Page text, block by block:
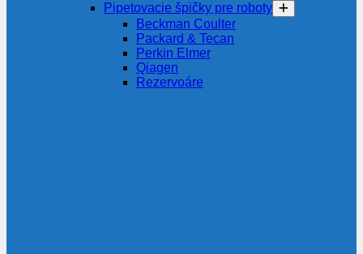
Pipetovacie špičky pre roboty
Beckman Coulter
Packard & Tecan
Perkin Elmer
Qiagen
Rezervoáre